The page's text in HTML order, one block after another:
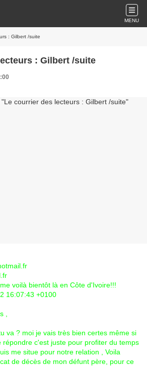
MENU
: Gilbert /suite
: Gilbert /suite
voilà bientôt là en Côte d'Ivoire!!!
16:07:43 +0100
,
va ? moi je vais très bien certes même si
répondre c'est juste pour profiter du temps
me situe pour notre relation , Voila
de décès de mon défunt père, pour ce